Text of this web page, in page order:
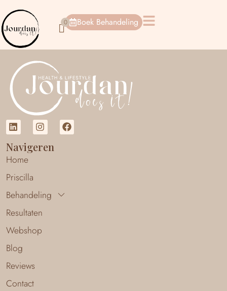
Boek Behandeling
Navigeren
Home
Priscilla
Behandeling
Resultaten
Webshop
Blog
Reviews
Contact